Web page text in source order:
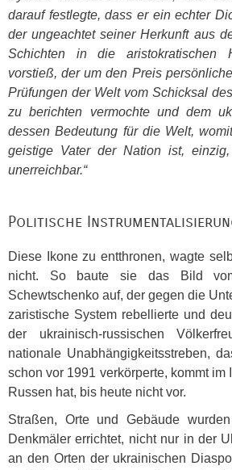
darauf festlegte, dass er ein echter
der ungeachtet seiner Herkunft aus
Schichten in die aristokratischen
vorstieß, der um den Preis
Prüfungen der Welt vom Schicksal
zu berichten vermochte und dem
dessen Bedeutung für die Welt,
geistige Vater der Nation ist,
unerreichbar.“
Politische
Diese Ikone zu entthronen, wagte
nicht. So baute sie das Bild vom
Schewtschenko auf, der gegen die
zaristische System rebellierte und
der ukrainisch-russischen
nationale Unabhängigkeitsstreben,
schon vor 1991 verkörperte, kommt im
Russen hat, bis heute nicht vor.
Straßen, Orte und Gebäude
Denkmäler errichtet, nicht nur in der
an den Orten der ukrainischen